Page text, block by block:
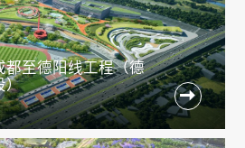
都至德阳线工程（德
）
